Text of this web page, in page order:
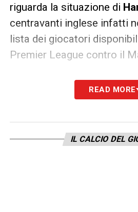
riguarda la situazione di
centravanti inglese infatti
lista dei giocatori
Premier League contro il
Nuovo segnale di tensione
quanto riguarda il
READ MORE
IL CALCIO DEL